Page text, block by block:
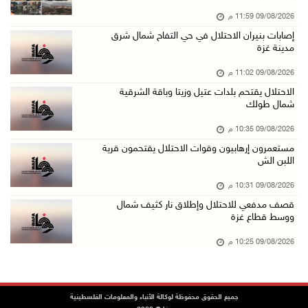
مستعمرون إرهابيون يهاجمون قرية المغير والاحتل ...
09/آب/2026 07:02 م
الجامعة العربية تنعى السفير دياب اللوح
09/آب/2026 05:28 م
ثلاث إصابات برصاص الاحتلال في مدينة خان يونس
09/آب/2026 04:45 م
مسك تكافح آثار الحروق وتنتظر العلاج خارج غزة
مستعمرون يقتحمون أراضي المواطنين في عدة مناطق ...
09/08/2026 11:59 م
إصابات بنيران الاحتلال في حي التفاح شمال شرق
مدينة غزة
09/08/2026 11:02 م
الاحتلال يقتحم بلدات عتيل وزيتا وباقة الشرقية
شمال طولك
09/08/2026 10:35 م
مستعمرون إرهابيون وقوات الاحتلال يقتحمون قرية
اللبن الش
09/08/2026 10:31 م
قصف مدفعي للاحتلال وإطلاق نار كثيف شمال
ووسط قطاع غزة
09/08/2026 10:25 م
جميع الحقوق محفوظة لوكالة الأنباء والمعلومات الفلسطينية